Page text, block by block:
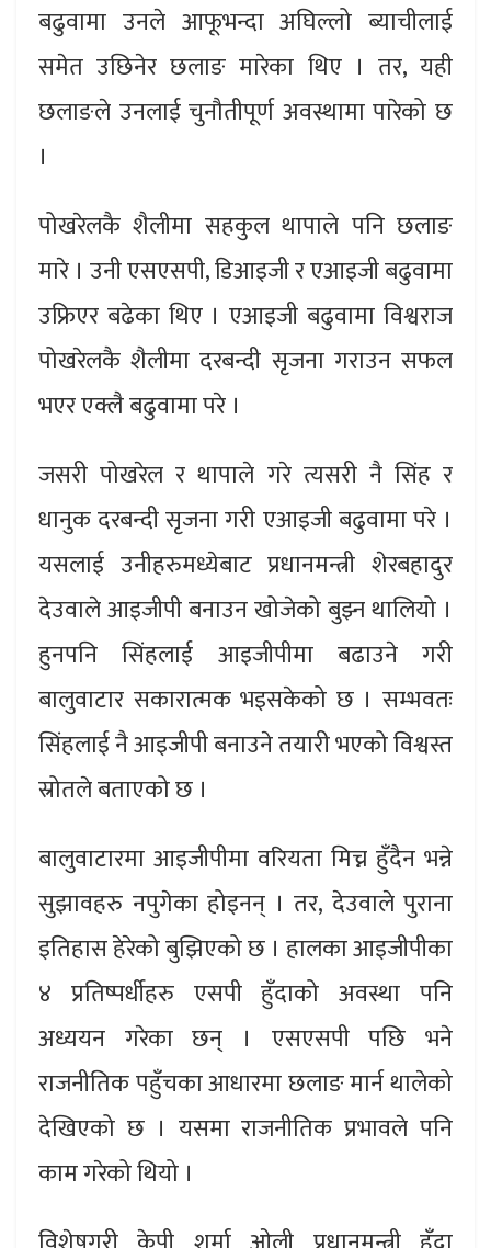
बढुवामा उनले आफूभन्दा अघिल्लो ब्याचीलाई
समेत उछिनेर छलाङ मारेका थिए । तर, यही
छलाङले उनलाई चुनौतीपूर्ण अवस्थामा पारेको छ
।
पोखरेलकै शैलीमा सहकुल थापाले पनि छलाङ
मारे । उनी एसएसपी, डिआइजी र एआइजी बढुवामा
उफ्रिएर बढेका थिए । एआइजी बढुवामा विश्वराज
पोखरेलकै शैलीमा दरबन्दी सृजना गराउन सफल
भएर एक्लै बढुवामा परे ।
जसरी पोखरेल र थापाले गरे त्यसरी नै सिंह र
धानुक दरबन्दी सृजना गरी एआइजी बढुवामा परे ।
यसलाई उनीहरुमध्येबाट प्रधानमन्त्री शेरबहादुर
देउवाले आइजीपी बनाउन खोजेको बुझ्न थालियो ।
हुनपनि सिंहलाई आइजीपीमा बढाउने गरी
बालुवाटार सकारात्मक भइसकेको छ । सम्भवतः
सिंहलाई नै आइजीपी बनाउने तयारी भएको विश्वस्त
स्रोतले बताएको छ ।
बालुवाटारमा आइजीपीमा वरियता मिच्न हुँदैन भन्ने
सुझावहरु नपुगेका होइनन् । तर, देउवाले पुराना
इतिहास हेरेको बुझिएको छ । हालका आइजीपीका
४ प्रतिष्पर्धीहरु एसपी हुँदाको अवस्था पनि
अध्ययन गरेका छन् । एसएसपी पछि भने
राजनीतिक पहुँचका आधारमा छलाङ मार्न थालेको
देखिएको छ । यसमा राजनीतिक प्रभावले पनि
काम गरेको थियो ।